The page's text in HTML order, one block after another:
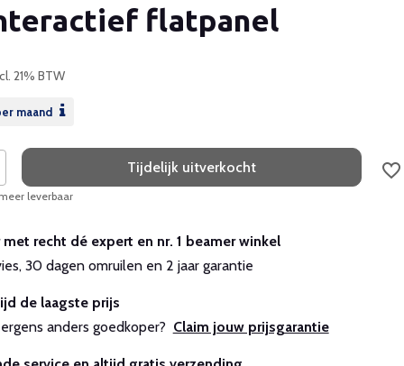
flatpanel
21% BTW
maand
Tijdelijk uitverkocht
leverbaar
met recht dé expert en nr. 1 beamer winkel
30 dagen omruilen en 2 jaar garantie
de laagste prijs
anders goedkoper? Claim jouw prijsgarantie